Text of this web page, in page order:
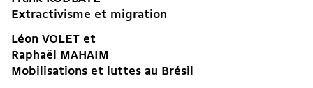
Extractivisme et migration
Léon VOLET et
Raphaël MAHAIM
Mobilisations et luttes au Brésil